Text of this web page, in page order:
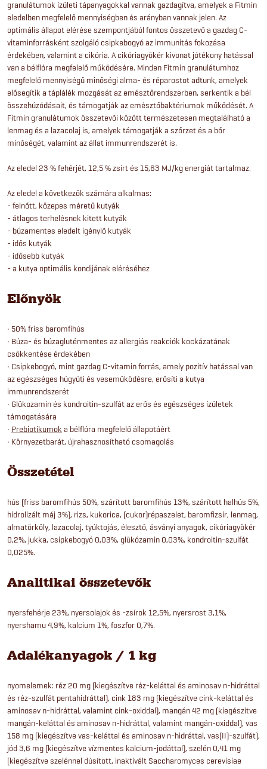
granulátumok ízületi tápanyagokkal vannak gazdagítva, amelyek a Fitmin
eledelben megfelelő mennyiségben és arányban vannak jelen. Az
optimális állapot elérése szempontjából fontos összetevő a gazdag C-
vitaminforrásként szolgáló csipkebogyó az immunitás fokozása
érdekében, valamint a cikória. A cikóriagyökér kivonat jótékony hatással
van a bélflóra megfelelő működésére. Minden Fitmin granulátumhoz
megfelelő mennyiségű minőségi alma- és réparostot adtunk, amelyek
elősegítik a táplálék mozgását az emésztőrendszerben, serkentik a bél
összehúzódásait, és támogatják az emésztőbaktériumok működését. A
Fitmin granulátumok összetevői között természetesen megtalálható a
lenmag és a lazacolaj is, amelyek támogatják a szőrzet és a bőr
minőségét, valamint az állat immunrendszerét is.
Az eledel 23 % fehérjét, 12,5 % zsírt és 15,63 MJ/kg energiát tartalmaz.
Az eledel a következők számára alkalmas:
- felnőtt, közepes méretű kutyák
- átlagos terhelésnek kitett kutyák
- búzamentes eledelt igénylő kutyák
- idős kutyák
- idősebb kutyák
- a kutya optimális kondijának eléréséhez
Előnyök
• 50% friss baromfihús
• Búza- és búzagluténmentes az allergiás reakciók kockázatának
csökkentése érdekében
• Csipkebogyó, mint gazdag C-vitamin forrás, amely pozitív hatással van
az egészséges húgyúti és veseműködésre, erősíti a kutya
immunrendszerét
• Glükozamin és kondroitin-szulfát az erős és egészséges ízületek
támogatására
• Prebiotikumok a bélflóra megfelelő állapotáért
• Környezetbarát, újrahasznosítható csomagolás
Összetétel
hús (friss baromfihús 50%, szárított baromfihús 13%, szárított halhús 5%,
hidrolizált máj 3%), rizs, kukorica, (cukor)répaszelet, baromfizsír, lenmag,
almatörköly, lazacolaj, tyúktojás, élesztő, ásványi anyagok, cikóriagyökér
0,2%, jukka, csipkebogyó 0,03%, glükózamin 0,03%, kondroitin-szulfát
0,025%.
Analitikai összetevők
nyersfehérje 23%, nyersolajok és -zsírok 12,5%, nyersrost 3,1%,
nyershamu 4,9%, kalcium 1%, foszfor 0,7%.
Adalékanyagok / 1 kg
nyomelemek: réz 20 mg (kiegészítve réz-keláttal és aminosav n-hidráttal
és réz-szulfát pentahidráttal), cink 183 mg (kiegészítve cink-keláttal és
aminosav n-hidráttal, valamint cink-oxiddal), mangán 42 mg (kiegészítve
mangán-keláttal és aminosav n-hidráttal, valamint mangán-oxiddal), vas
158 mg (kiegészítve vas-keláttal és aminosav n-hidráttal, vas(II)-szulfát),
jód 3,6 mg (kiegészítve vízmentes kalcium-jodáttal), szelén 0,41 mg
(kiegészítve szelénnel dúsított, inaktivált Saccharomyces cerevisiae